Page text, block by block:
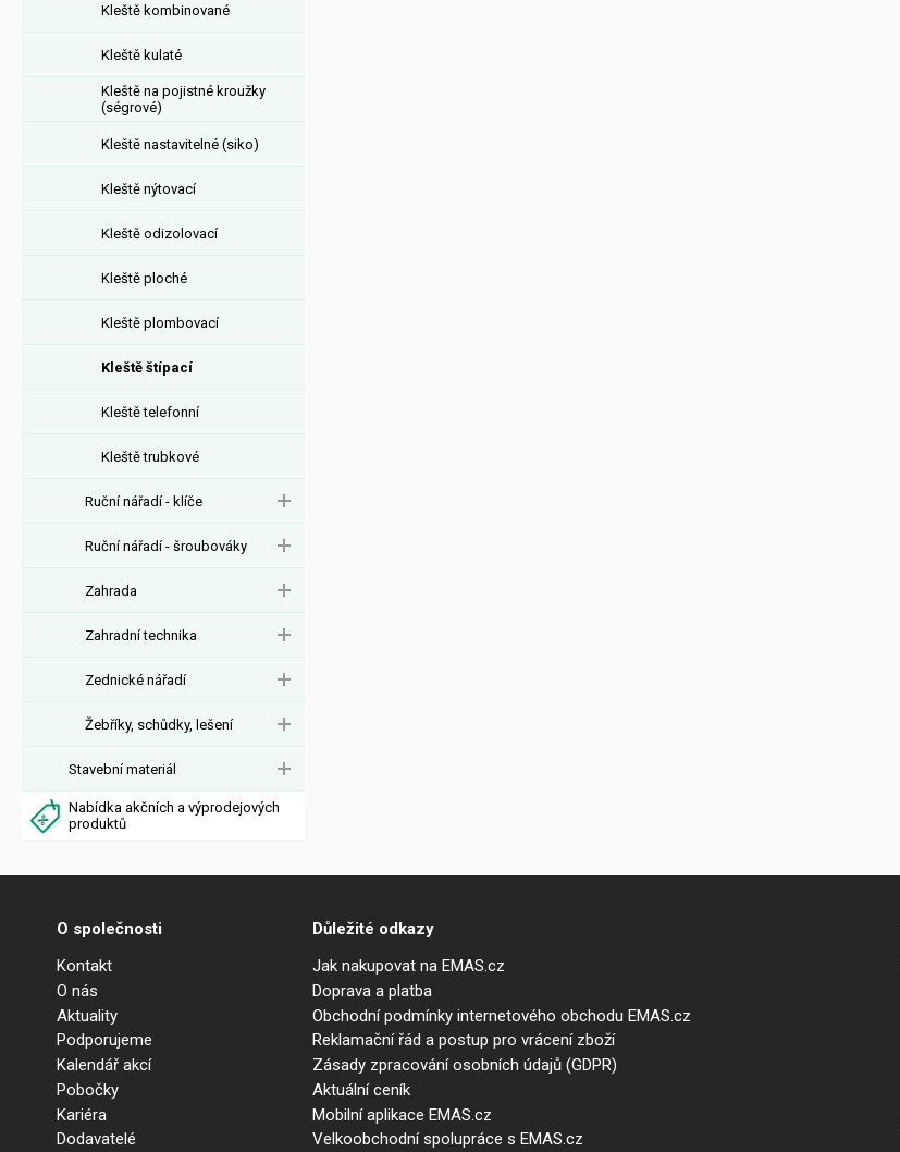
Kleště kombinované
Kleště kulaté
Kleště na pojistné kroužky
(ségrové)
Kleště nastavitelné (siko)
Kleště nýtovací
Kleště odizolovací
Kleště ploché
Kleště plombovací
Kleště štípací
Kleště telefonní
Kleště trubkové
Ruční nářadí - klíče
Ruční nářadí - šroubováky
Zahrada
Zahradní technika
Zednické nářadí
Žebříky, schůdky, lešení
Stavební materiál
Nabídka akčních a výprodejových
produktů
O společnosti
Kontakt
O nás
Aktuality
Podporujeme
Kalendář akcí
Pobočky
Kariéra
Dodavatelé
Důležité odkazy
Jak nakupovat na EMAS.cz
Doprava a platba
Obchodní podmínky internetového obchodu EMAS.cz
Reklamační řád a postup pro vrácení zboží
Zásady zpracování osobních údajů (GDPR)
Aktuální ceník
Mobilní aplikace EMAS.cz
Velkoobchodní spolupráce s EMAS.cz